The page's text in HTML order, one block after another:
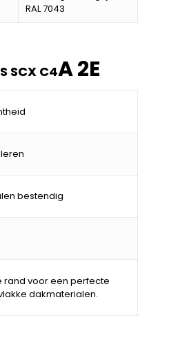
RAL 7043
SCX C4A 2E
bestendig
rand voor een perfecte
dakmaterialen.